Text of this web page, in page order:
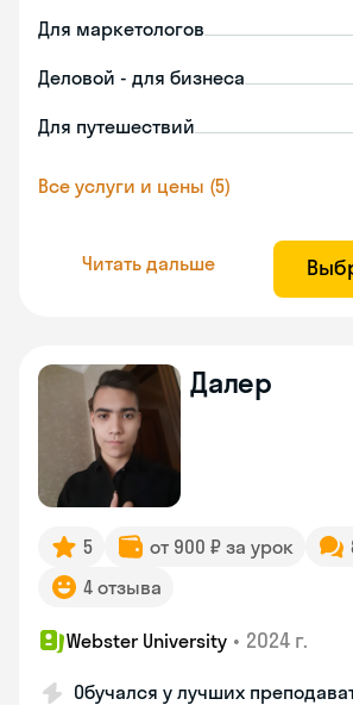
Для маркетологов
Деловой - для бизнеса
Для путешествий
Все услуги и цены (5)
Читать дальше
Далер
5 от 900 ₽ за урок
4 отзыва
Webster University • 2024 г.
Обучался у лучших